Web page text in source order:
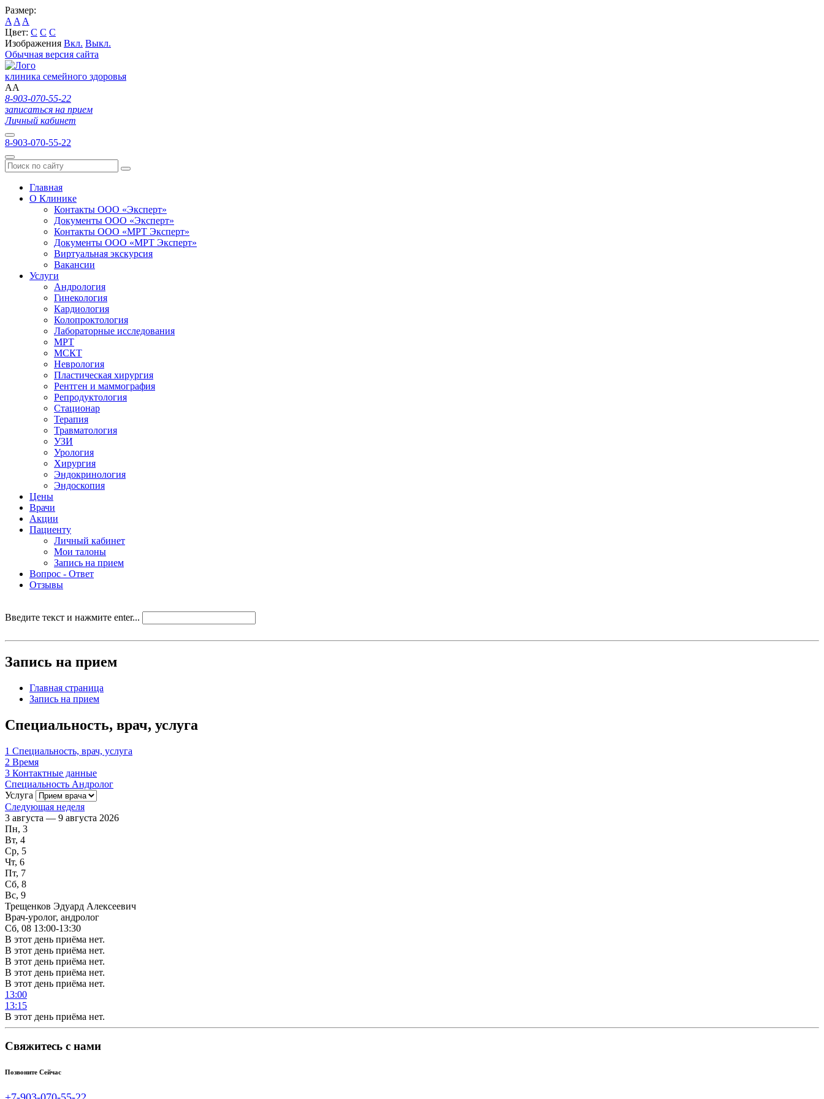
Размер:
A A A
Цвет: C C C
Изображения Вкл. Выкл.
Обычная версия сайта
клиника семейного здоровья
AA
8-903-070-55-22
записаться на прием
Личный кабинет
8-903-070-55-22
Главная
О Клинике
Контакты ООО «Эксперт»
Документы ООО «Эксперт»
Контакты ООО «МРТ Эксперт»
Документы ООО «МРТ Эксперт»
Виртуальная экскурсия
Вакансии
Услуги
Андрология
Гинекология
Кардиология
Колопроктология
Лабораторные исследования
МРТ
МСКТ
Неврология
Пластическая хирургия
Рентген и маммография
Репродуктология
Стационар
Терапия
Травматология
УЗИ
Урология
Хирургия
Эндокринология
Эндоскопия
Цены
Врачи
Акции
Пациенту
Личный кабинет
Мои талоны
Запись на прием
Вопрос - Ответ
Отзывы
Введите текст и нажмите enter...
Запись на прием
Главная страница
Запись на прием
Специальность, врач, услуга
1 Специальность, врач, услуга
2 Время
3 Контактные данные
Специальность Андролог
Услуга
Следующая неделя
3 августа — 9 августа 2026
Пн, 3
Вт, 4
Ср, 5
Чт, 6
Пт, 7
Сб, 8
Вс, 9
Трещенков Эдуард Алексеевич
Врач-уролог, андролог
Сб, 08 13:00-13:30
В этот день приёма нет.
В этот день приёма нет.
В этот день приёма нет.
В этот день приёма нет.
В этот день приёма нет.
13:00
13:15
В этот день приёма нет.
Свяжитесь с нами
Позвоните Сейчас